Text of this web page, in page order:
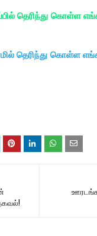
தெரிந்து கொள்ள
தெரிந்து கொள்ள